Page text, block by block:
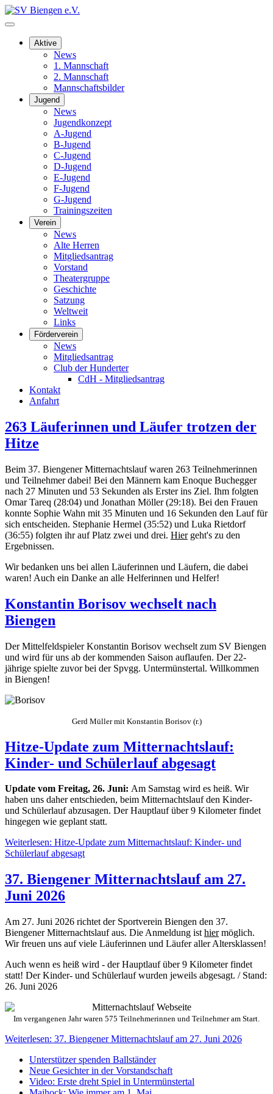
Aktive
News
1. Mannschaft
2. Mannschaft
Mannschaftsbilder
Jugend
News
Jugendkonzept
A-Jugend
B-Jugend
C-Jugend
D-Jugend
E-Jugend
F-Jugend
G-Jugend
Trainingszeiten
Verein
News
Alte Herren
Mitgliedsantrag
Vorstand
Theatergruppe
Geschichte
Satzung
Weltweit
Links
Förderverein
News
Mitgliedsantrag
Club der Hunderter
CdH - Mitgliedsantrag
Kontakt
Anfahrt
263 Läuferinnen und Läufer trotzen der
Hitze
Beim 37. Biengener Mitternachtslauf waren 263 Teilnehmerinnen
und Teilnehmer dabei! Bei den Männern kam Enoque Buchegger
nach 27 Minuten und 53 Sekunden als Erster ins Ziel. Ihm folgten
Omar Tareq (28:04) und Jonathan Möller (29:18). Bei den Frauen
konnte Sophie Wahn mit 35 Minuten und 16 Sekunden den Lauf für
sich entscheiden. Stephanie Hermel (35:52) und Luka Rietdorf
(36:55) folgten ihr auf Platz zwei und drei. Hiergeht's zu den
Ergebnissen.
Wir bedanken uns bei allen Läuferinnen und Läufern, die dabei
waren! Auch ein Danke an alle Helferinnen und Helfer!
Konstantin Borisov wechselt nach
Biengen
Der Mittelfeldspieler Konstantin Borisov wechselt zum SV Biengen
und wird für uns ab der kommenden Saison auflaufen. Der 22-
jährige spielte zuvor bei der Spvgg. Untermünstertal. Willkommen
in Biengen!
Gerd Müller mit Konstantin Borisov (r.)
Hitze-Update zum Mitternachtslauf:
Kinder- und Schülerlauf abgesagt
Update vom Freitag, 26. Juni: Am Samstag wird es heiß. Wir
haben uns daher entschieden, beim Mitternachtslauf den Kinder-
und Schülerlauf abzusagen. Der Hauptlauf über 9 Kilometer findet
hingegen wie geplant statt.
Weiterlesen: Hitze-Update zum Mitternachtslauf: Kinder- und
Schülerlauf abgesagt
37. Biengener Mitternachtslauf am 27.
Juni 2026
Am 27. Juni 2026 richtet der Sportverein Biengen den 37.
Biengener Mitternachtslauf aus. Die Anmeldung ist hiermöglich.
Wir freuen uns auf viele Läuferinnen und Läufer aller Altersklassen!
Auch wenn es heiß wird - der Hauptlauf über 9 Kilometer findet
statt! Der Kinder- und Schülerlauf wurden jeweils abgesagt. / Stand:
26. Juni 2026
Im vergangenen Jahr waren 575 Teilnehmerinnen und Teilnehmer am Start.
Weiterlesen: 37. Biengener Mitternachtslauf am 27. Juni 2026
Unterstützer spenden Ballständer
Neue Gesichter in der Vorstandschaft
Video: Erste dreht Spiel in Untermünstertal